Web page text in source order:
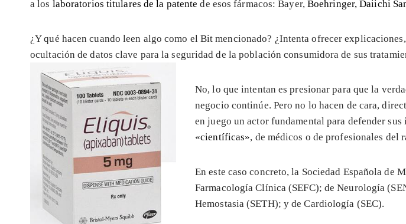
a los laboratorios titulares de la patente de esos fármacos: Bayer, Boehringer, Daiichi
¿Y qué hacen cuando leen algo como el Bit mencionado? ¿Intenta ofrecer explicaciones,
ocultación de datos clave para la seguridad de la población consumidora de sus
No, lo que intentan es presionar para que la
negocio continúe. Pero no lo hacen de cara,
en juego un actor fundamental para defender sus
«científicas», de médicos o de profesionales del
En este caso concreto, la Sociedad Española de
Farmacología Clínica (SEFC); de Neurología
Hemostasia (SETH); y de Cardiología (SEC).